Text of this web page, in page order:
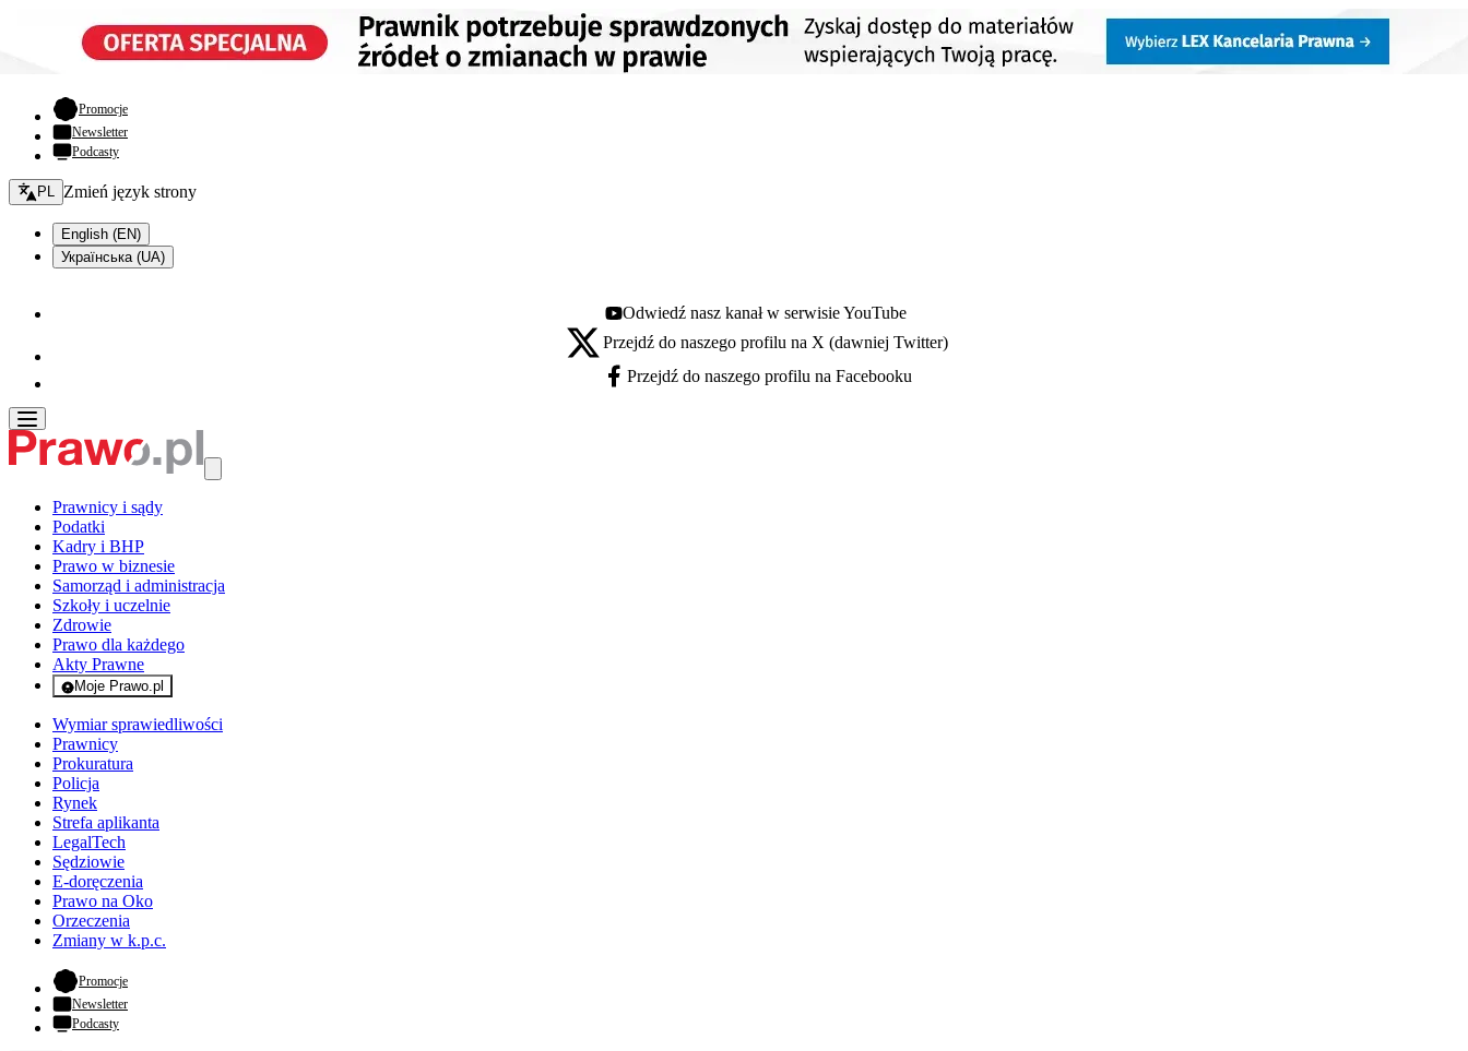
Promocje- otwiera się w nowej karcie
Newsletter
Podcasty
Zmień język - bieżący:
PL Zmień język strony
English (EN)
Українська (UA)
Youtube - otwiera się w nowej karcie
Odwiedź nasz kanał w serwisie YouTube
X - otwiera się w nowej karcie
Przejdź do naszego profilu na X (dawniej Twitter)
Facebook - otwiera się w nowej karcie
Przejdź do naszego profilu na Facebooku
Prawnicy i sądy
Podatki
Kadry i BHP
Prawo w biznesie
Samorząd i administracja
Szkoły i uczelnie
Zdrowie
Prawo dla każdego
Akty Prawne
Moje Prawo.pl
- rejestracja i logowanie do serwisu
Wymiar sprawiedliwości
Prawnicy
Prokuratura
Policja
Rynek
Strefa aplikanta
LegalTech
Sędziowie
E-doręczenia
Prawo na Oko
Orzeczenia
Zmiany w k.p.c.
Promocje- otwiera się w nowej karcie
Newsletter
Podcasty